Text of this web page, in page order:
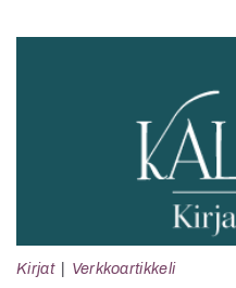
Kirjat Verkkoartikkeli